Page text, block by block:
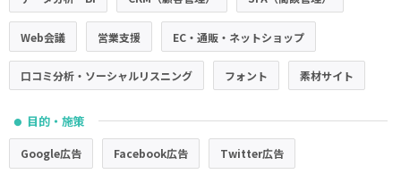
Web会議 営業支援 EC・通販・ネットショップ
口コミ分析・ソーシャルリスニング フォント 素材サイト
● 目的・施策
Google広告 Facebook広告 Twitter広告